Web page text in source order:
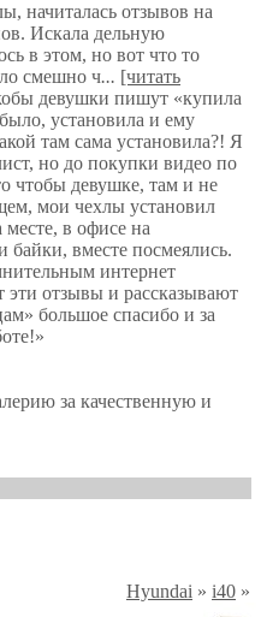
начиталась отзывов на
Искала дельную
в этом, но вот что то
смешно ч... [читать
девушки пишут «купила
установила и ему
там сама установила?! Я
но до покупки видео по
чтобы девушке, там и не
мои чехлы установил
месте, в офисе на
байки, вместе посмеялись.
интернет
отзывы и рассказывают
большое спасибо и за
»
за качественную и
Hyundai » i40 »